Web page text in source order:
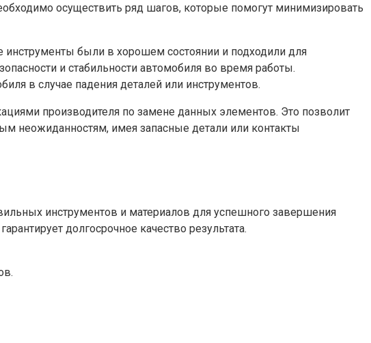
осуществить ряд шагов, которые помогут минимизировать
были в хорошем состоянии и подходили для
и стабильности автомобиля во время работы.
в случае падения деталей или инструментов.
производителя по замене данных элементов. Это позволит
неожиданностям, имея запасные детали или контакты
инструментов и материалов для успешного завершения
долгосрочное качество результата.